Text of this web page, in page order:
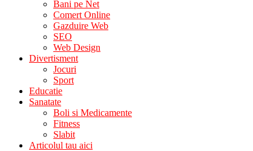
Bani pe Net
Comert Online
Gazduire Web
SEO
Web Design
Divertisment
Jocuri
Sport
Educatie
Sanatate
Boli si Medicamente
Fitness
Slabit
Articolul tau aici